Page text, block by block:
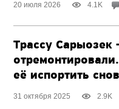
20 июля 2026 4.1K
Трассу Сарыозек
её испортить
31 октября 2025 2.9K